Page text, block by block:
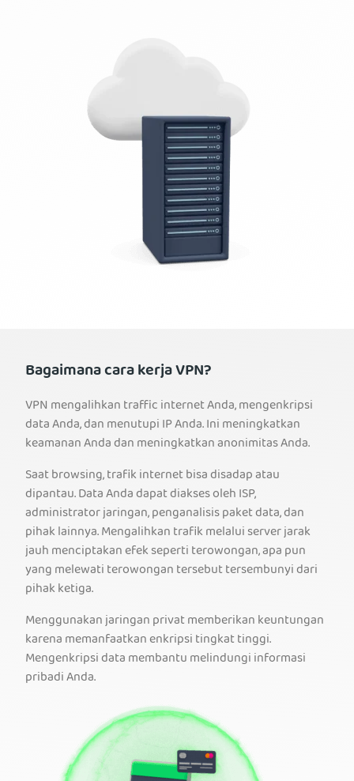
Bagaimana cara kerja VPN?
VPN mengalihkan traffic internet Anda, mengenkripsi
data Anda, dan menutupi IP Anda. Ini meningkatkan
keamanan Anda dan meningkatkan anonimitas Anda.
Saat browsing, trafik internet bisa disadap atau
dipantau. Data Anda dapat diakses oleh ISP,
administrator jaringan, penganalisis paket data, dan
pihak lainnya. Mengalihkan trafik melalui server jarak
jauh menciptakan efek seperti terowongan, apa pun
yang melewati terowongan tersebut tersembunyi dari
pihak ketiga.
Menggunakan jaringan privat memberikan keuntungan
karena memanfaatkan enkripsi tingkat tinggi.
Mengenkripsi data membantu melindungi informasi
pribadi Anda.